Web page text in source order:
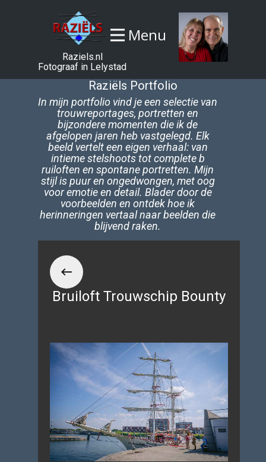
Menu
Raziels.nl
Fotograaf in Lelystad
Raziëls Portfolio
In mijn portfolio vind je een selectie van
trouwreportages, portretten en
bijzondere momenten die ik de
afgelopen jaren heb vastgelegd. Elk
beeld vertelt een eigen verhaal: van
intieme stelshoots tot complete b​
ruiloften en spontane portretten. Mijn
stijl is puur en ongedwongen, met oog
voor emotie en detail. Blader door de
voorbeelden en ontdek hoe ik
herinneringen vertaal naar beelden die
blijvend raken.
Bruiloft Trouwschip Bounty